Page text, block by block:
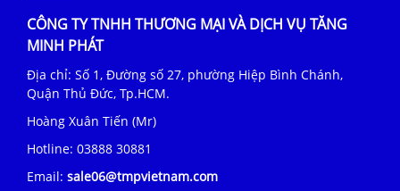
CÔNG TY TNHH THƯƠNG MẠI VÀ DỊCH VỤ TĂNG
MINH PHÁT
Địa chỉ: Số 1, Đường số 27, phường Hiệp Bình Chánh,
Quận Thủ Đức, Tp.HCM.
Hoàng Xuân Tiến (Mr)
Hotline: 03888 30881
Email: sale06@tmpvietnam.com